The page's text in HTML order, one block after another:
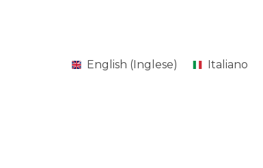
English (Inglese) Italiano